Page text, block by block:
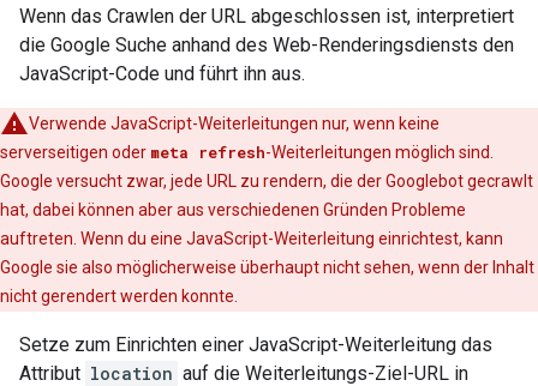
Wenn das Crawlen der URL abgeschlossen ist, interpretiert
die Google Suche anhand des Web-Renderingsdiensts den
JavaScript-Code und führt ihn aus.
Verwende JavaScript-Weiterleitungen nur, wenn keine
serverseitigen oder meta refresh-Weiterleitungen möglich sind.
Google versucht zwar, jede URL zu rendern, die der Googlebot gecrawlt
hat, dabei können aber aus verschiedenen Gründen Probleme
auftreten. Wenn du eine JavaScript-Weiterleitung einrichtest, kann
Google sie also möglicherweise überhaupt nicht sehen, wenn der Inhalt
nicht gerendert werden konnte.
Setze zum Einrichten einer JavaScript-Weiterleitung das
Attribut location auf die Weiterleitungs-Ziel-URL in